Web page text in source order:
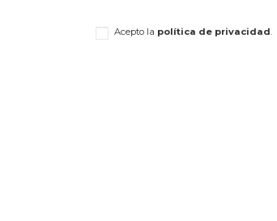
Acepto la política de privacidad.